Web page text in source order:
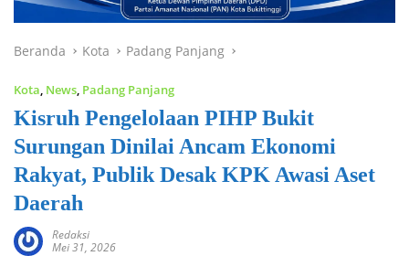
Beranda Kota Padang Panjang
Kota News Padang Panjang
Kisruh Pengelolaan PIHP Bukit
Surungan Dinilai Ancam Ekonomi
Rakyat, Publik Desak KPK Awasi Aset
Daerah
Redaksi
Mei 31, 2026